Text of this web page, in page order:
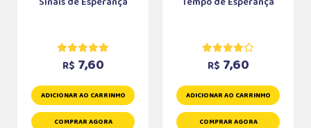
R$ 7,60
ADICIONAR AO CARRINHO
COMPRAR AGORA
R$ 7,60
ADICIONAR AO CARRINHO
COMPRAR AGORA